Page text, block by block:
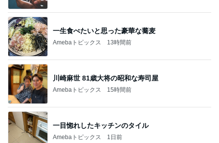
一生食べたいと思った豪華な蕎麦
Amebaトピックス 13時間前
川崎麻世 81歳大将の昭和な寿司屋
Amebaトピックス 15時間前
一目惚れしたキッチンのタイル
Amebaトピックス 1日前